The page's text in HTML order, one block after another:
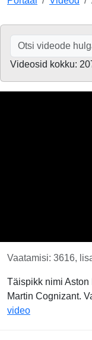
Videosid kokku:
Vaatamisi: 3616,
Täispikk nimi Aston
Martin Cognizant.
video